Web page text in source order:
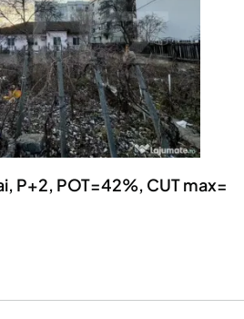
profesionale
P+2, POT=42%, CUT max=